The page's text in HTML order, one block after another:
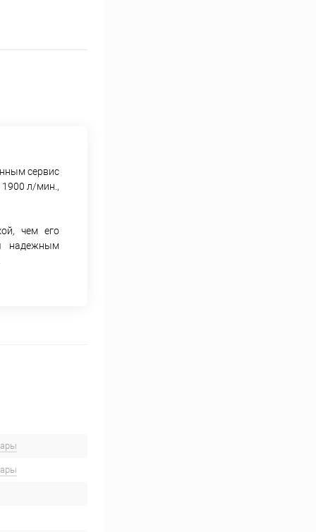
сервис
1900 л/мин.,
чем его
надежным